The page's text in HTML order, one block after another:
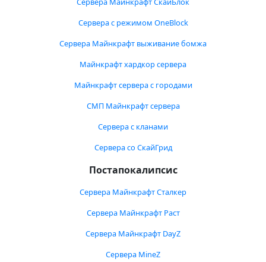
Сервера с режимом OneBlock
Сервера Майнкрафт выживание бомжа
Майнкрафт хардкор сервера
Майнкрафт сервера с городами
СМП Майнкрафт сервера
Сервера с кланами
Сервера со СкайГрид
Постапокалипсис
Сервера Майнкрафт Сталкер
Сервера Майнкрафт Раст
Сервера Майнкрафт DayZ
Сервера MineZ